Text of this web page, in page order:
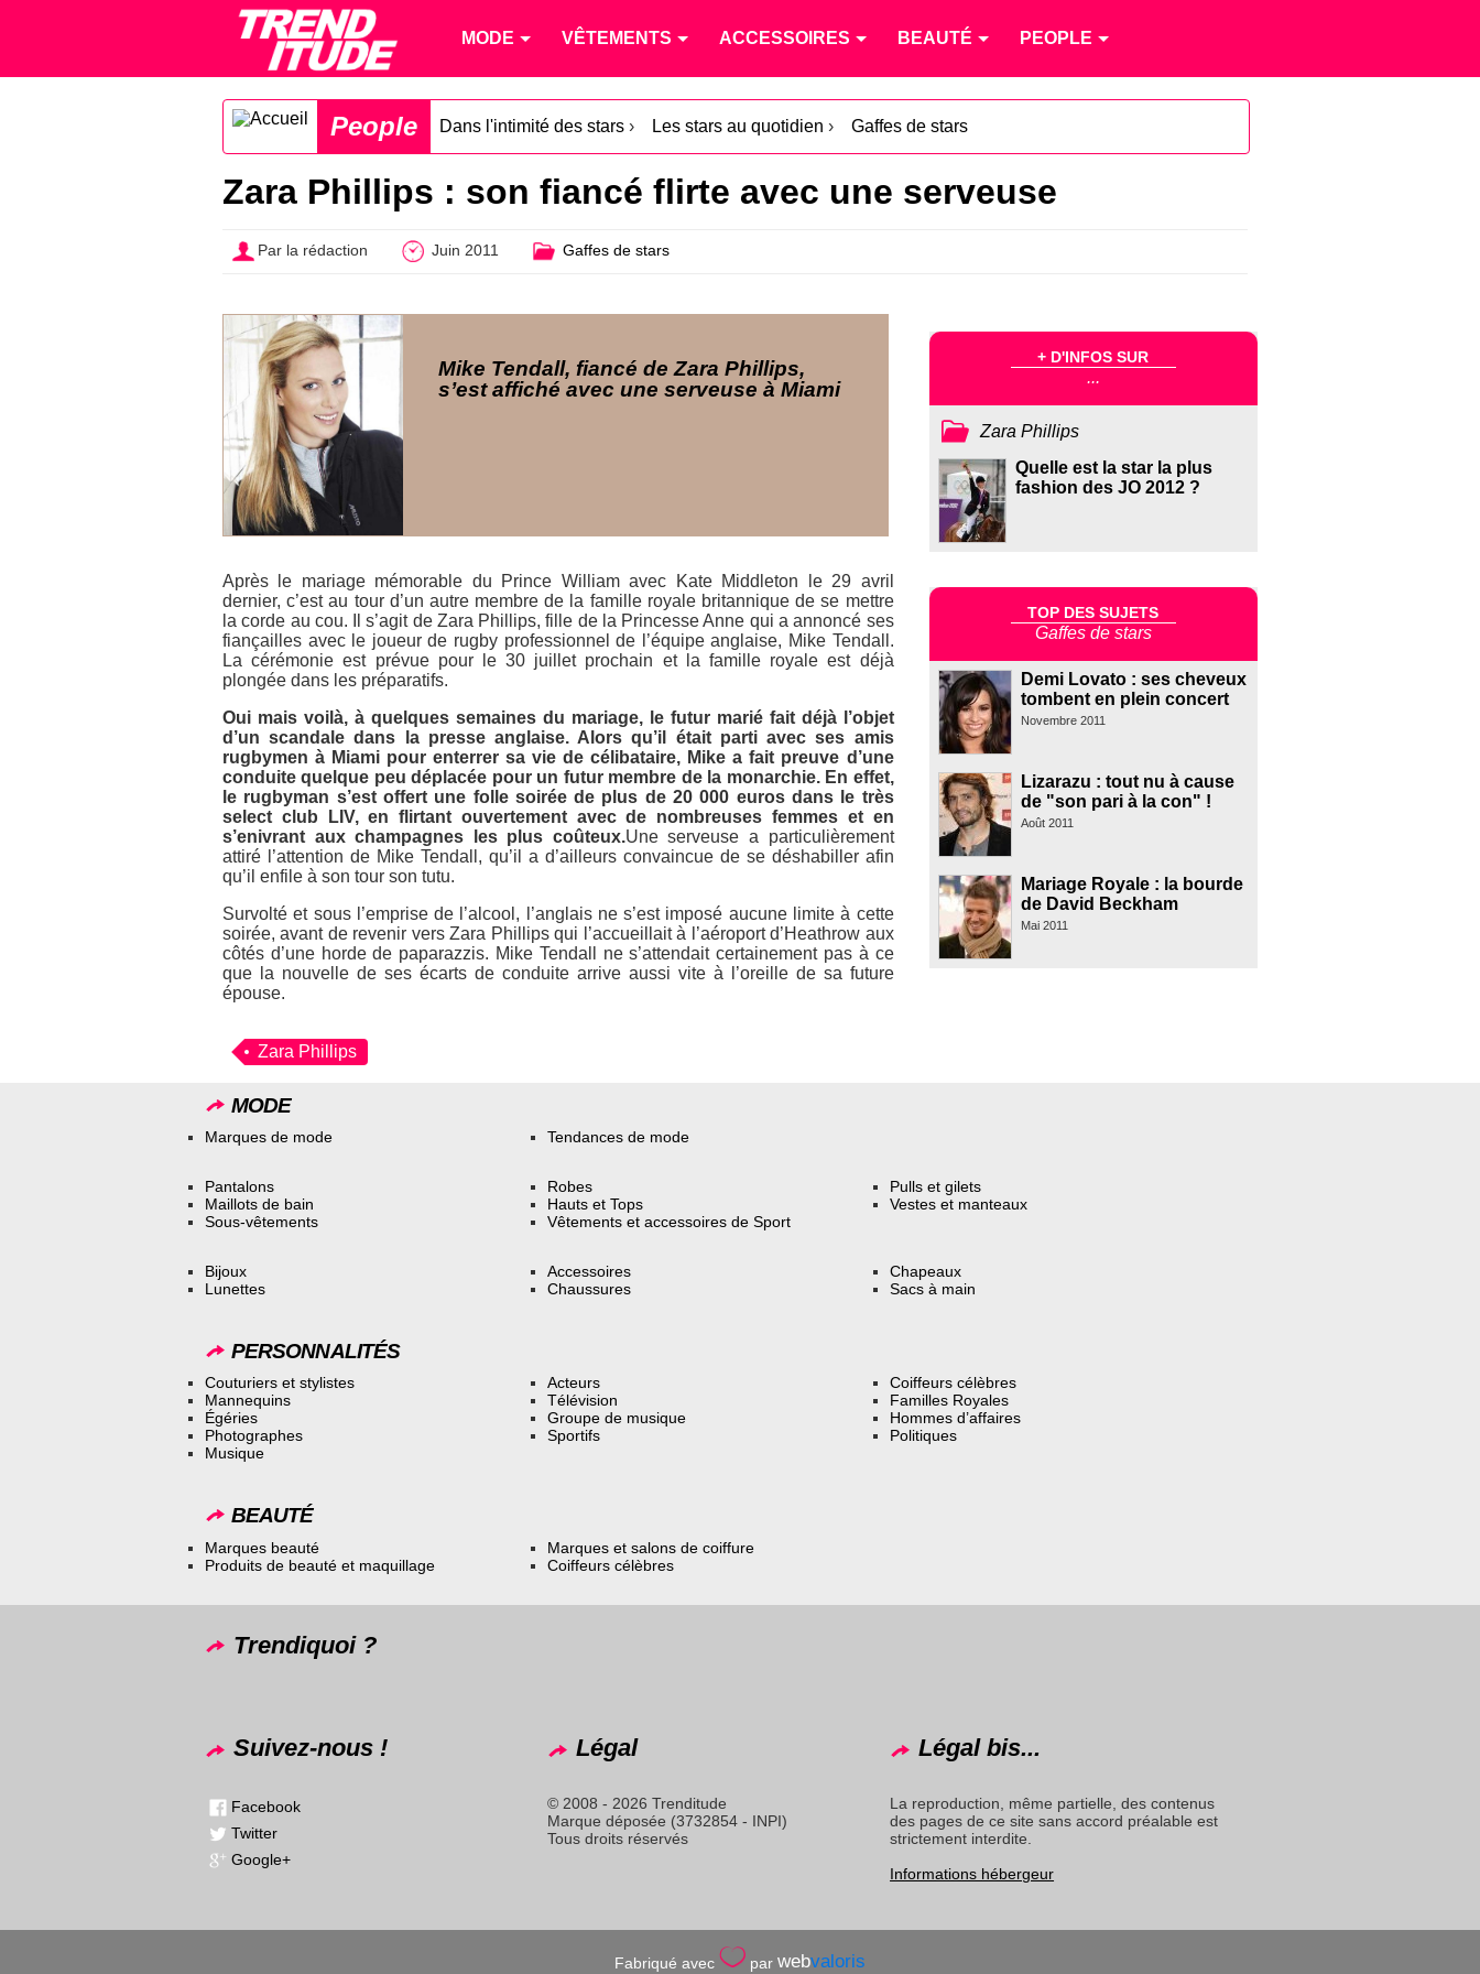
MODE VÊTEMENTS ACCESSOIRES BEAUTÉ PEOPLE
People Dans l'intimité des stars › Les stars au quotidien › Gaffes de stars
Zara Phillips : son fiancé flirte avec une serveuse
Par la rédaction Juin 2011 Gaffes de stars
Mike Tendall, fiancé de Zara Phillips,
s’est affiché avec une serveuse à Miami
Après le mariage mémorable du Prince William avec Kate Middleton le 29 avril
dernier, c’est au tour d’un autre membre de la famille royale britannique de se mettre
la corde au cou. Il s’agit de Zara Phillips, fille de la Princesse Anne qui a annoncé ses
fiançailles avec le joueur de rugby professionnel de l’équipe anglaise, Mike Tendall.
La cérémonie est prévue pour le 30 juillet prochain et la famille royale est déjà
plongée dans les préparatifs.
Oui mais voilà, à quelques semaines du mariage, le futur marié fait déjà l’objet
d’un scandale dans la presse anglaise. Alors qu’il était parti avec ses amis
rugbymen à Miami pour enterrer sa vie de célibataire, Mike a fait preuve d’une
conduite quelque peu déplacée pour un futur membre de la monarchie. En effet,
le rugbyman s’est offert une folle soirée de plus de 20 000 euros dans le très
select club LIV, en flirtant ouvertement avec de nombreuses femmes et en
s’enivrant aux champagnes les plus coûteux.Une serveuse a particulièrement
attiré l’attention de Mike Tendall, qu’il a d’ailleurs convaincue de se déshabiller afin
qu’il enfile à son tour son tutu.
Survolté et sous l’emprise de l’alcool, l’anglais ne s’est imposé aucune limite à cette
soirée, avant de revenir vers Zara Phillips qui l’accueillait à l’aéroport d’Heathrow aux
côtés d’une horde de paparazzis. Mike Tendall ne s’attendait certainement pas à ce
que la nouvelle de ses écarts de conduite arrive aussi vite à l’oreille de sa future
épouse.
Zara Phillips
+ D'INFOS SUR
...
Zara Phillips
Quelle est la star la plus
fashion des JO 2012 ?
TOP DES SUJETS
Gaffes de stars
Demi Lovato : ses cheveux
tombent en plein concert
Novembre 2011
Lizarazu : tout nu à cause
de "son pari à la con" !
Août 2011
Mariage Royale : la bourde
de David Beckham
Mai 2011
MODE
Marques de mode Tendances de mode
Pantalons
Maillots de bain
Sous-vêtements
Robes
Hauts et Tops
Vêtements et accessoires de Sport
Pulls et gilets
Vestes et manteaux
Bijoux
Lunettes
Accessoires
Chaussures
Chapeaux
Sacs à main
PERSONNALITÉS
Couturiers et stylistes
Mannequins
Égéries
Photographes
Musique
Acteurs
Télévision
Groupe de musique
Sportifs
Coiffeurs célèbres
Familles Royales
Hommes d’affaires
Politiques
BEAUTÉ
Marques beauté
Produits de beauté et maquillage
Marques et salons de coiffure
Coiffeurs célèbres
Trendiquoi ?
Suivez-nous !
Facebook
Twitter
Google+
Légal
© 2008 - 2026 Trenditude
Marque déposée (3732854 - INPI)
Tous droits réservés
Légal bis...
La reproduction, même partielle, des contenus
des pages de ce site sans accord préalable est
strictement interdite.
Informations hébergeur
Fabriqué avec par webvaloris